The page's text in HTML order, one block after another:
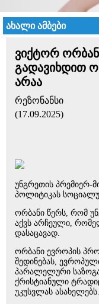
ახალი ამბები
ვიქტორ
გადავიხდით
არაა
რეზონანსი
(17.09.2025)
უნგრეთის პრემიერ-
პოლიტიკას
ორბანი წერს, რომ
აქვს არჩეული,
დასაცავად.
ორბანი ევროპის
შედინებას,
პარალელური
ქრისტიანული
უკუსვლას ასახელებს.